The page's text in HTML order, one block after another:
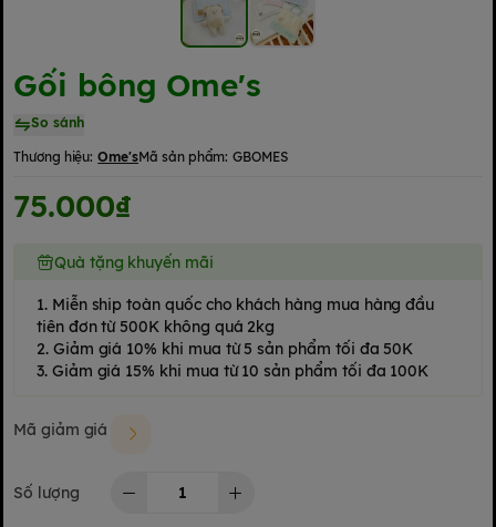
Gối bông Ome's
So sánh
Thương hiệu: Ome'sMã sản phẩm: GBOMES
75.000₫
Quà tặng khuyến mãi
1. Miễn ship toàn quốc cho khách hàng mua hàng đầu
tiên đơn từ 500K không quá 2kg
2. Giảm giá 10% khi mua từ 5 sản phẩm tối đa 50K
3. Giảm giá 15% khi mua từ 10 sản phẩm tối đa 100K
Mã giảm giá
Số lượng